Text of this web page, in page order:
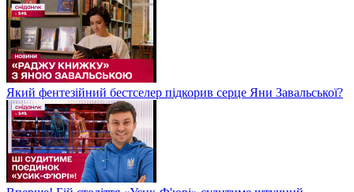
Який фентезійний бестселер підкорив серце Яни Завальської?